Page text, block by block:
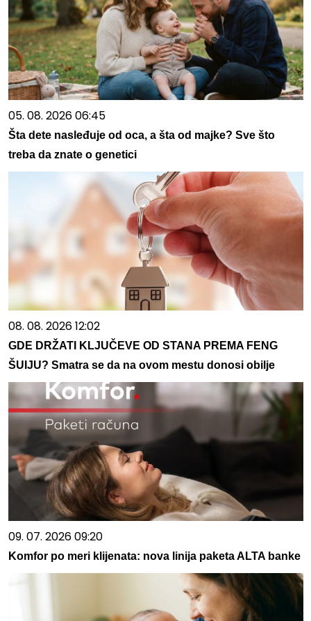
05. 08. 2026 06:45
Šta dete nasleđuje od oca, a šta od majke? Sve što
treba da znate o genetici
08. 08. 2026 12:02
GDE DRŽATI KLJUČEVE OD STANA PREMA FENG
ŠUIJU? Smatra se da na ovom mestu donosi obilje
09. 07. 2026 09:20
Komfor po meri klijenata: nova linija paketa ALTA banke